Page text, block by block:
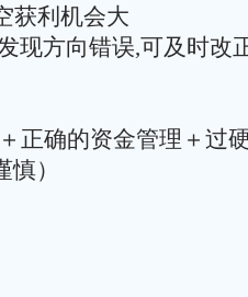
获利机会大
现方向错误,可及时改
正确的资金管理＋过
）